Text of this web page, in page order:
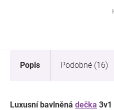
Popis Podobné (16)
Luxusní bavlněná dečka 3v1